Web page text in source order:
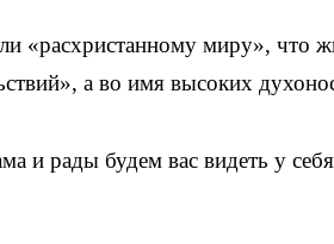
«расхристанному миру», что
а во имя высоких
и рады будем вас видеть у